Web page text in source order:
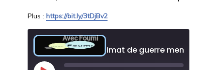
Plus : https://bit.ly/3tDjBv2
Avec Foumi